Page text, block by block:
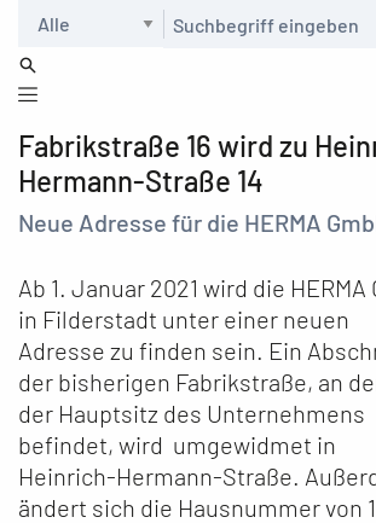
Suche
Fabrikstraße 16 wird zu
Hermann-Straße 14
Neue Adresse für die HERMA
Ab 1. Januar 2021 wird die HERMA
in Filderstadt unter einer neuen
Adresse zu finden sein. Ein
der bisherigen Fabrikstraße, an
der Hauptsitz des Unternehmens
befindet, wird umgewidmet in
Heinrich-Hermann-Straße.
ändert sich die Hausnummer von